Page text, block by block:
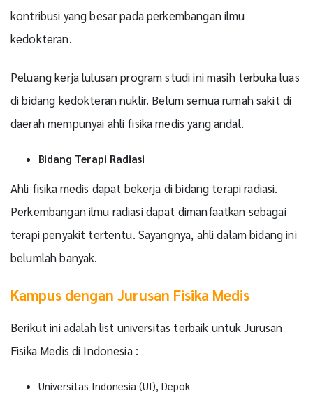
kontribusi yang besar pada perkembangan ilmu
kedokteran.
Peluang kerja lulusan program studi ini masih terbuka luas
di bidang kedokteran nuklir. Belum semua rumah sakit di
daerah mempunyai ahli fisika medis yang andal.
Bidang Terapi Radiasi
Ahli fisika medis dapat bekerja di bidang terapi radiasi.
Perkembangan ilmu radiasi dapat dimanfaatkan sebagai
terapi penyakit tertentu. Sayangnya, ahli dalam bidang ini
belumlah banyak.
Kampus dengan Jurusan Fisika Medis
Berikut ini adalah list universitas terbaik untuk Jurusan
Fisika Medis di Indonesia :
Universitas Indonesia (UI), Depok